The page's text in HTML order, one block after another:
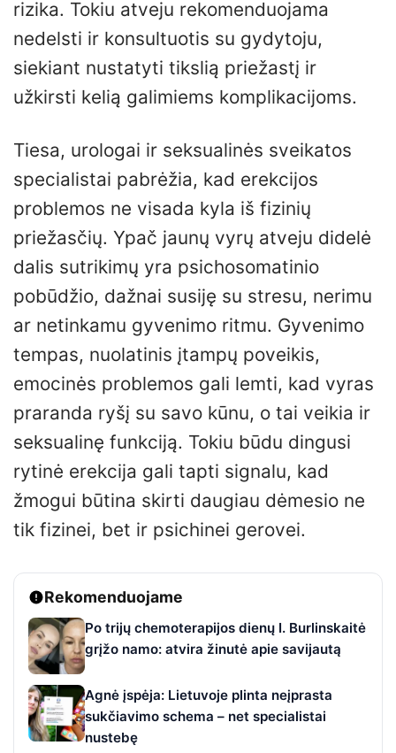
rizika. Tokiu atveju rekomenduojama
nedelsti ir konsultuotis su gydytoju,
siekiant nustatyti tikslią priežastį ir
užkirsti kelią galimiems komplikacijoms.
Tiesa, urologai ir seksualinės sveikatos
specialistai pabrėžia, kad erekcijos
problemos ne visada kyla iš fizinių
priežasčių. Ypač jaunų vyrų atveju didelė
dalis sutrikimų yra psichosomatinio
pobūdžio, dažnai susiję su stresu, nerimu
ar netinkamu gyvenimo ritmu. Gyvenimo
tempas, nuolatinis įtampų poveikis,
emocinės problemos gali lemti, kad vyras
praranda ryšį su savo kūnu, o tai veikia ir
seksualinę funkciją. Tokiu būdu dingusi
rytinė erekcija gali tapti signalu, kad
žmogui būtina skirti daugiau dėmesio ne
tik fizinei, bet ir psichinei gerovei.
Rekomenduojame
Po trijų chemoterapijos dienų I. Burlinskaitė
grįžo namo: atvira žinutė apie savijautą
Agnė įspėja: Lietuvoje plinta neįprasta
sukčiavimo schema – net specialistai
nustebę